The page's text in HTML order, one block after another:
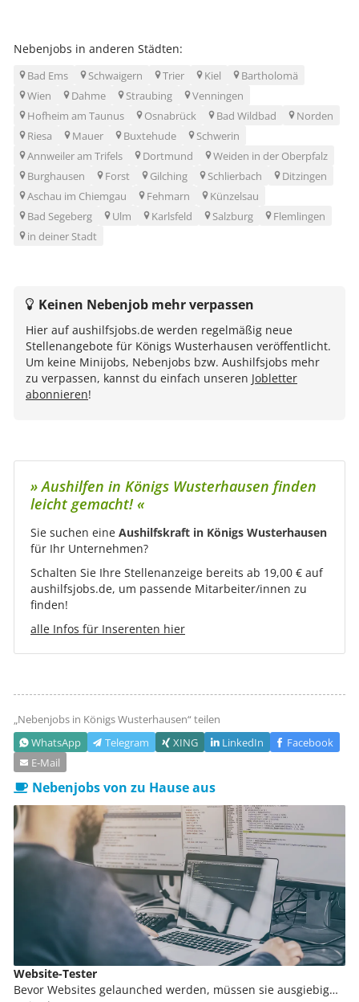
Nebenjobs in anderen Städten:
Bad Ems Schwaigern Trier Kiel
Bartholomä
Wien
Dahme Straubing
Venningen
Hofheim am Taunus
Osnabrück Bad Wildbad
Norden
Riesa
Mauer Buxtehude
Schwerin
Annweiler am Trifels
Dortmund
Weiden in der Oberpfalz
Burghausen
Forst Gilching Schlierbach
Ditzingen
Aschau im Chiemgau
Fehmarn
Künzelsau
Bad Segeberg
Ulm Karlsfeld Salzburg
Flemlingen
in deiner Stadt
Keinen Nebenjob mehr verpassen
Hier auf aushilfsjobs.de werden regelmäßig neue
Stellenangebote für Königs Wusterhausen veröffentlicht.
Um keine Minijobs, Nebenjobs bzw. Aushilfsjobs mehr
zu verpassen, kannst du einfach unseren Jobletter
abonnieren!
» Aushilfen in Königs Wusterhausen finden
leicht gemacht! «
Sie suchen eine Aushilfskraft in Königs Wusterhausen
für Ihr Unternehmen?
Schalten Sie Ihre Stellenanzeige bereits ab 19,00 € auf
aushilfsjobs.de, um passende Mitarbeiter/innen zu
finden!
alle Infos für Inserenten hier
„Nebenjobs in Königs Wusterhausen“ teilen
WhatsApp
Telegram XING LinkedIn
Facebook
E‑Mail
Nebenjobs von zu Hause aus
Website-Tester
Bevor Websites gelaunched werden, müssen sie ausgiebig